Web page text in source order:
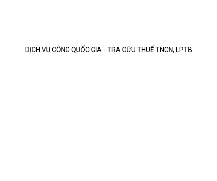
DỊCH VỤ CÔNG QUỐC GIA - TRA CỨU THUẾ TNCN, LPTB